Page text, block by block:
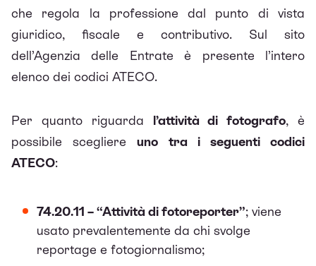
che regola la professione dal punto di vista
giuridico, fiscale e contributivo. Sul sito
dell’Agenzia delle Entrate è presente l’intero
elenco dei codici ATECO.
Per quanto riguarda l’attività di fotografo, è
possibile scegliereuno tra i seguenti codici
ATECO:
74.20.11 – “Attività di fotoreporter”; viene
usato prevalentemente da chi svolge
reportage e fotogiornalismo;